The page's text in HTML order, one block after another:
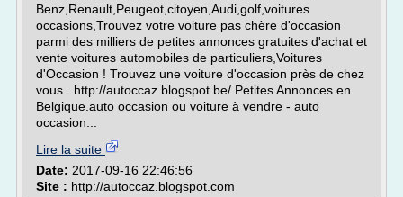
Benz,Renault,Peugeot,citoyen,Audi,golf,voitures
occasions,Trouvez votre voiture pas chère d'occasion
parmi des milliers de petites annonces gratuites d'achat et
vente voitures automobiles de particuliers,Voitures
d'Occasion ! Trouvez une voiture d'occasion près de chez
vous . http://autoccaz.blogspot.be/ Petites Annonces en
Belgique.auto occasion ou voiture à vendre - auto
occasion...
Lire la suite
Date: 2017-09-16 22:46:56
Site : http://autoccaz.blogspot.com